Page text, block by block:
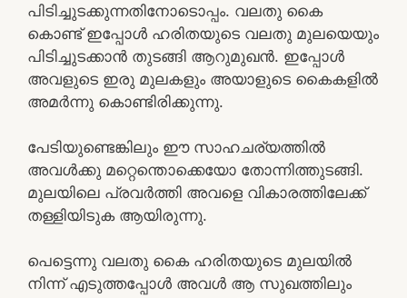
പിടിച്ചുടക്കുന്നതിനോടൊപ്പം. വലതു കൈ
കൊണ്ട് ഇപ്പോൾ ഹരിതയുടെ വലതു മുലയെയും
പിടിച്ചുടക്കാൻ തുടങ്ങി ആറുമുഖൻ. ഇപ്പോൾ
അവളുടെ ഇരു മുലകളും അയാളുടെ കൈകളിൽ
അമർന്നു കൊണ്ടിരിക്കുന്നു.
പേടിയുണ്ടെങ്കിലും ഈ സാഹചര്യത്തിൽ
അവൾക്കു മറ്റെന്തൊക്കെയോ തോന്നിത്തുടങ്ങി.
മുലയിലെ പ്രവർത്തി അവളെ വികാരത്തിലേക്ക്
തള്ളിയിടുക ആയിരുന്നു.
പെട്ടെന്നു വലതു കൈ ഹരിതയുടെ മുലയിൽ
നിന്ന് എടുത്തപ്പോൾ അവൾ ആ സുഖത്തിലും